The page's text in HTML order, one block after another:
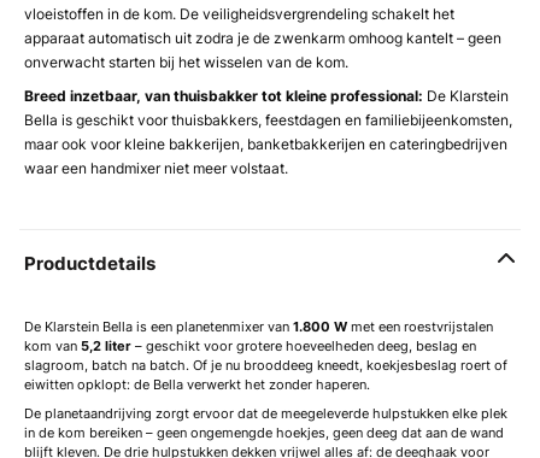
vloeistoffen in de kom. De veiligheidsvergrendeling schakelt het
apparaat automatisch uit zodra je de zwenkarm omhoog kantelt – geen
onverwacht starten bij het wisselen van de kom.
Breed inzetbaar, van thuisbakker tot kleine professional: De Klarstein
Bella is geschikt voor thuisbakkers, feestdagen en familiebijeenkomsten,
maar ook voor kleine bakkerijen, banketbakkerijen en cateringbedrijven
waar een handmixer niet meer volstaat.
Productdetails
De Klarstein Bella is een planetenmixer van 1.800 W met een roestvrijstalen
kom van 5,2 liter – geschikt voor grotere hoeveelheden deeg, beslag en
slagroom, batch na batch. Of je nu brooddeeg kneedt, koekjesbeslag roert of
eiwitten opklopt: de Bella verwerkt het zonder haperen.
De planetaandrijving zorgt ervoor dat de meegeleverde hulpstukken elke plek
in de kom bereiken – geen ongemengde hoekjes, geen deeg dat aan de wand
blijft kleven. De drie hulpstukken dekken vrijwel alles af: de deeghaak voor